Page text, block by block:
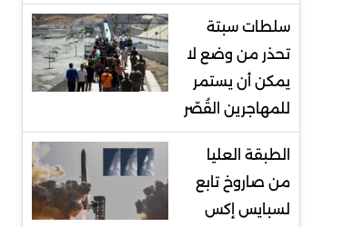
سلطات سبتة
تحذر من وضع لا
يمكن أن يستمر
للمهاجرين القُصّر
الطبقة العليا
من صاروخ تابع
لسبايس إكس